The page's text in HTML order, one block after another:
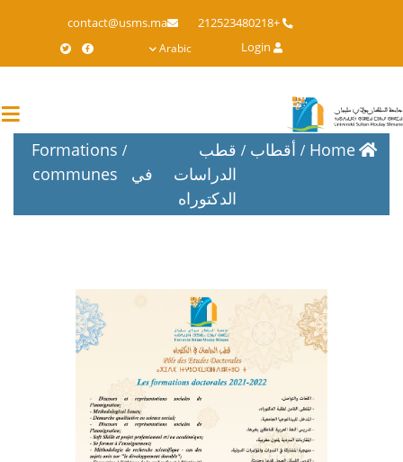
main
+212523480218
contact@usms.ma
Login
Arabic
Home أقطاب
قطب
الدراسات في
الدكتوراه
Formations
communes